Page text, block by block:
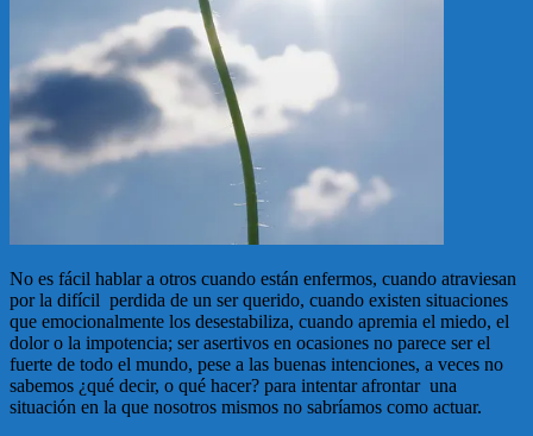
No es fácil hablar a otros cuando están enfermos, cuando atraviesan
por la difícil perdida de un ser querido, cuando existen situaciones
que emocionalmente los desestabiliza, cuando apremia el miedo, el
dolor o la impotencia; ser asertivos en ocasiones no parece ser el
fuerte de todo el mundo, pese a las buenas intenciones, a veces no
sabemos ¿qué decir, o qué hacer? para intentar afrontar una
situación en la que nosotros mismos no sabríamos como actuar.